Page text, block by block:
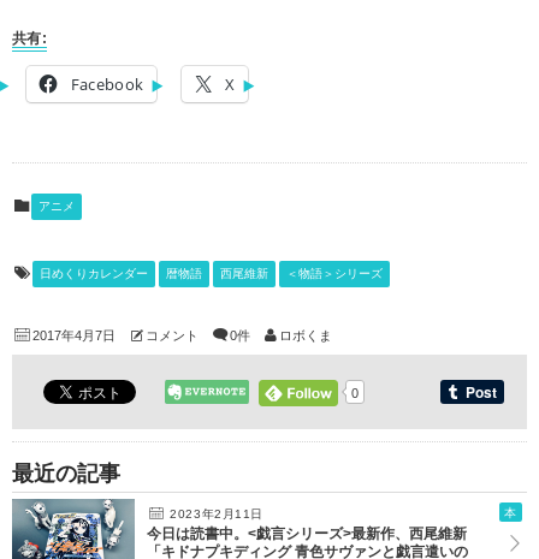
共有:
Facebook X
アニメ
日めくりカレンダー 暦物語 西尾維新 ＜物語＞シリーズ
2017年4月7日 コメント 0件 ロボくま
0
最近の記事
2023年2月11日 本
今日は読書中。<戯言シリーズ>最新作、西尾維新
「キドナプキディング 青色サヴァンと戯言遣いの